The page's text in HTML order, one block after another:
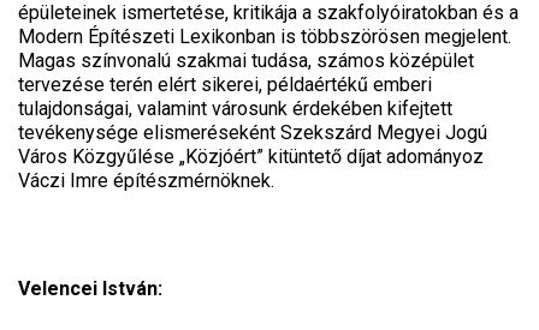
épületeinek ismertetése, kritikája a szakfolyóiratokban és a
Modern Építészeti Lexikonban is többszörösen megjelent.
Magas színvonalú szakmai tudása, számos középület
tervezése terén elért sikerei, példaértékű emberi
tulajdonságai, valamint városunk érdekében kifejtett
tevékenysége elismeréseként Szekszárd Megyei Jogú
Város Közgyűlése „Közjóért” kitüntető díjat adományoz
Váczi Imre építészmérnöknek.
Velencei István: